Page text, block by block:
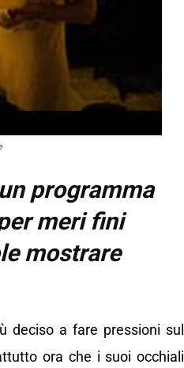
programma
meri fini
mostrare
deciso a fare pressioni sul
ora che i suoi occhiali